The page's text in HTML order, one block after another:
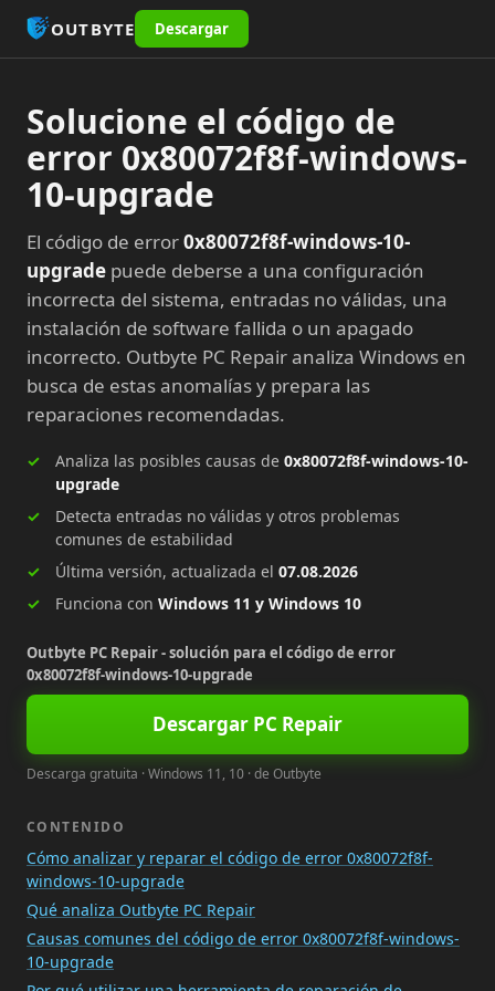
OUTBYTE Descargar
Solucione el código de
error 0x80072f8f-windows-
10-upgrade
El código de error0x80072f8f-windows-10-
upgrade puede deberse a una configuración
incorrecta del sistema, entradas no válidas, una
instalación de software fallida o un apagado
incorrecto. Outbyte PC Repair analiza Windows en
busca de estas anomalías y prepara las
reparaciones recomendadas.
Analiza las posibles causas de 0x80072f8f-windows-10-
upgrade
Detecta entradas no válidas y otros problemas
comunes de estabilidad
Última versión, actualizada el 07.08.2026
Funciona con Windows 11 y Windows 10
Outbyte PC Repair - solución para el código de error
0x80072f8f-windows-10-upgrade
Descargar PC Repair
Descarga gratuita · Windows 11, 10 · de Outbyte
CONTENIDO
Cómo analizar y reparar el código de error 0x80072f8f-
windows-10-upgrade
Qué analiza Outbyte PC Repair
Causas comunes del código de error 0x80072f8f-windows-
10-upgrade